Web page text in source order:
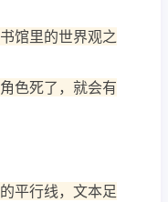
馆里的世界观之
色死了，就会有
平行线，文本足